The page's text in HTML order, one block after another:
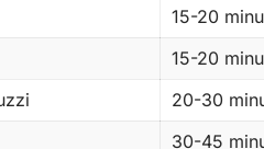
15-20
15-20
20-30
30-45